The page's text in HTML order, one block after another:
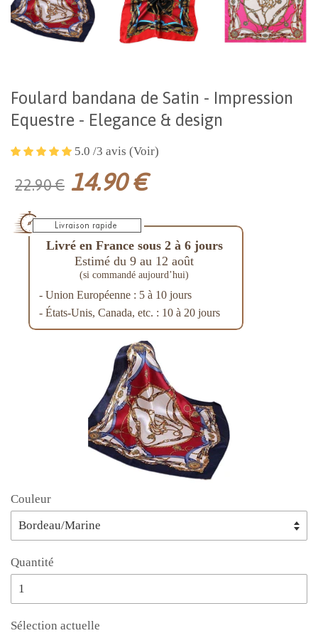
Foulard bandana de Satin - Impression
Equestre - Elegance & design
5.0 /3 avis (Voir)
22.90 € 14.90 €
Livré en France sous 2 à 6 jours
Estimé du 9 au 12 août
(si commandé aujourd’hui)
- Union Européenne : 5 à 10 jours
- États-Unis, Canada, etc. : 10 à 20 jours
Couleur
Quantité
Sélection actuelle